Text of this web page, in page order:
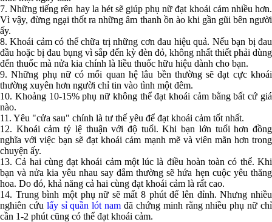
7. Những tiếng rên hay la hét sẽ giúp phụ nữ đạt khoái cảm nhiều hơn.
Vì vậy, đừng ngại thốt ra những âm thanh ồn ào khi gần gũi bên người
ấy.
8. Khoái cảm có thể chữa trị những cơn đau hiệu quả. Nếu bạn bị đau
đầu hoặc bị đau bụng vì sắp đến kỳ đèn đỏ, không nhất thiết phải dùng
đến thuốc mà nửa kia chính là liều thuốc hữu hiệu dành cho bạn.
9. Những phụ nữ có mối quan hệ lâu bền thường sẽ đạt cực khoái
thường xuyên hơn người chỉ tin vào tình một đêm.
10. Khoảng 10-15% phụ nữ không thể đạt khoái cảm bằng bất cứ giá
nào.
11. Yêu "cửa sau" chính là tư thế yêu để đạt khoái cảm tốt nhất.
12. Khoái cảm tỷ lệ thuận với độ tuổi. Khi bạn lớn tuổi hơn đồng
nghĩa với việc bạn sẽ đạt khoái cảm mạnh mẽ và viên mãn hơn trong
chuyện ấy.
13. Cả hai cùng đạt khoái cảm một lúc là điều hoàn toàn có thể. Khi
bạn và nửa kia yêu nhau say đắm thường sẽ hứa hẹn cuộc yêu thăng
hoa. Do đó, khả năng cả hai cùng đạt khoái cảm là rất cao.
14. Trung bình một phụ nữ sẽ mất 8 phút để lên đỉnh. Nhưng nhiều
nghiên cứu lấy sỉ quần lót nam đã chứng minh rằng nhiều phụ nữ chỉ
cần 1-2 phút cũng có thể đạt khoái cảm.